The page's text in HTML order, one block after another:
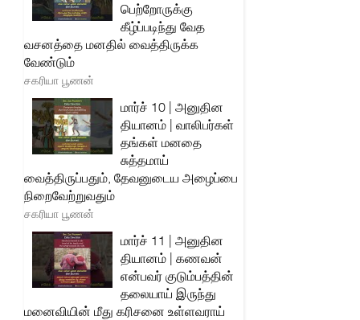
பெற்றோருக்கு
கீழ்ப்படிந்து வேத
வசனத்தை மனதில் வைத்திருக்க
வேண்டும்
சகரியா பூணன்
மார்ச் 10 | அனுதின
தியானம் | வாலிபர்கள்
தங்கள் மனதை
சுத்தமாய்
வைத்திருப்பதும், தேவனுடைய அழைப்பை
நிறைவேற்றுவதும்
சகரியா பூணன்
மார்ச் 11 | அனுதின
தியானம் | கணவன்
என்பவர் குடும்பத்தின்
தலையாய் இருந்து
மனைவியின் மீது கரிசனை உள்ளவராய்